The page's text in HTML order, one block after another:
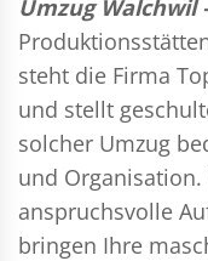
Umzug Walchwil
steht die Firma
und stellt
solcher Umzug
und
anspruchsvolle
bringen Ihre